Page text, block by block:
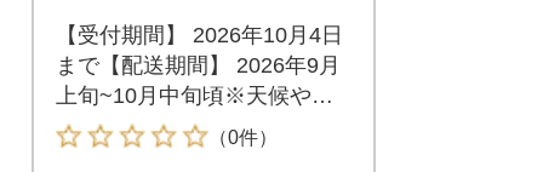
【受付期間】 2026年10月4日
まで【配送期間】 2026年9月
上旬~10月中旬頃※天候や生
育状況によりお届けが前後す
ることがあります。生姜生産
（0件）